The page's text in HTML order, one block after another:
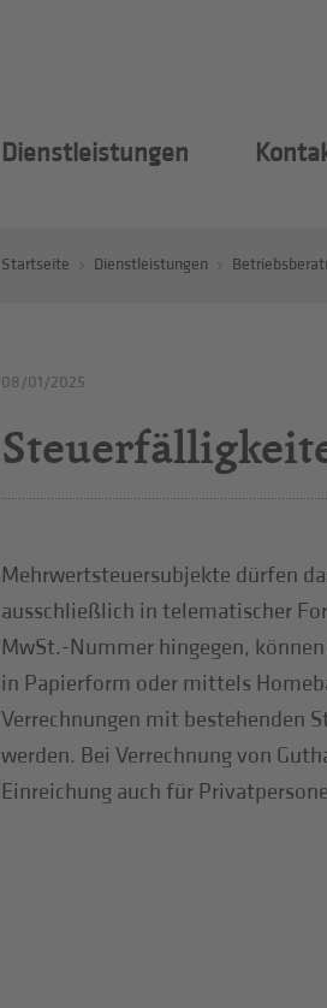
Dienstleistungen
Startseite Dienstleistungen
08/01/2025
Mehrwertsteuersubjekte dürfen
ausschließlich in telematischer
MwSt.-Nummer hingegen,
in Papierform oder mittels
Verrechnungen mit bestehenden
werden. Bei Verrechnung von
Einreichung auch für